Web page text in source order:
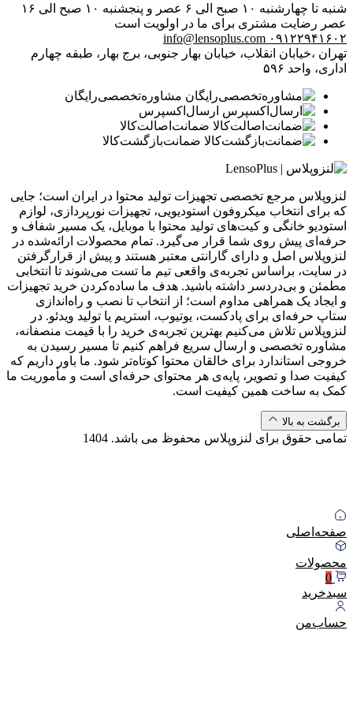
شنبه تا چهارشنبه ۱۰ صبح الی ۶ عصر و پنجشنبه ۱۰ صبح الی ۱۶
عصر رضایت مشتری برای ما در اولویت است
۰۹۱۲۲۹۴۱۶۰۲ info@lensoplus.com
تهران ،خیابان انقلاب، خیابان بهار جنوبی، برج بهار، طبقه چهارم
اداری، واحد ۵۹۶
مشاوره‌تخصصی‌رایگان
ارسال‌اکسپرس
ضمانت‌اصالت‌کالا
ضمانت‌بازگشت‌کالا
لنزوپلاس مرجع تخصصی تجهیزات تولید محتوا در ایران است؛ جایی
که برای انتخاب میکروفون استودیویی، تجهیزات نورپردازی، لوازم
استودیو خانگی و کیت‌های تولید محتوا با موبایل، یک مسیر شفاف و
حرفه‌ای پیش روی شما قرار می‌گیرد. تمام محصولات ارائه‌شده در
لنزوپلاس اصل و دارای گارانتی معتبر هستند و پیش از قرارگرفتن
در سایت، براساس تجربه‌ی واقعی تیم ما تست می‌شوند تا انتخابی
مطمئن و بی‌دردسر داشته باشید. هدف ما ساده‌کردن خرید تجهیزات
و ایجاد یک همراهی مداوم است؛ از انتخاب تا نصب و راه‌اندازی
ستاپ حرفه‌ای برای پادکست، یوتیوب، استریم یا تولید ویدئو. در
لنزوپلاس تلاش می‌کنیم بهترین تجربه‌ی خرید را با قیمت منصفانه،
مشاوره تخصصی و ارسال سریع فراهم کنیم تا مسیر رسیدن به
خروجی استاندارد برای خالقان محتوا کوتاه‌تر شود. ما باور داریم که
کیفیت صدا و تصویر، پایه‌ی هر محتوای حرفه‌ای است و مأموریت ما
کمک به ساخت همین کیفیت است.
برگشت به بالا
تمامی حقوق برای لنزوپلاس محفوظ می باشد. 1404
صفحه‌اصلی
محصولات
0
سبد‌خرید
حساب‌من